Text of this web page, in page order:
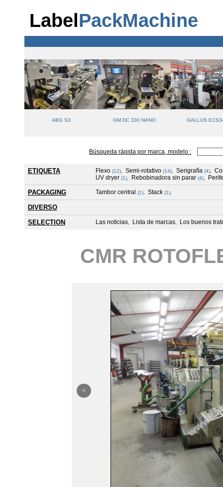
Label PackMachine
ABG S3 GM DC 330 NANO GALLUS
Búsqueda rápida por marca, modelo :
ETIQUETA Flexo (12) Semi-rotativo (14) Serigrafía (4)
UV dryer (1) Rebobinadora sin parar (4)
PACKAGING Tambor central (1) Stack (1)
DIVERSO
SELECTION
Las noticias Lista de marcas Los buenos
CMR